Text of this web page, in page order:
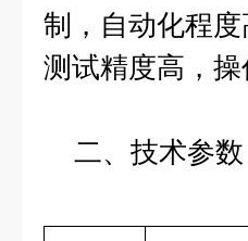
制，自动化程
测试精度高，
二、技术参数